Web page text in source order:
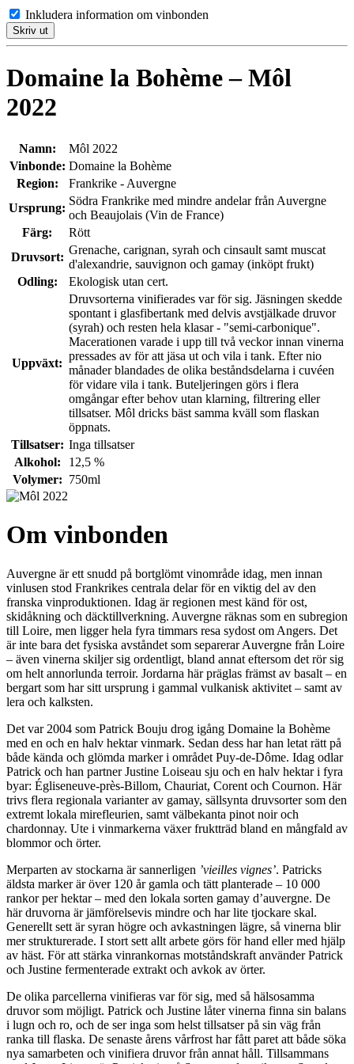
Inkludera information om vinbonden
Skriv ut
Domaine la Bohème – Môl
2022
Namn:
Môl 2022
Vinbonde: Domaine la Bohème
Region:
Frankrike - Auvergne
Ursprung:
Södra Frankrike med mindre andelar från Auvergne
och Beaujolais (Vin de France)
Färg:
Rött
Druvsort:
Grenache, carignan, syrah och cinsault samt muscat
d'alexandrie, sauvignon och gamay (inköpt frukt)
Odling:
Ekologisk utan cert.
Uppväxt:
Druvsorterna vinifierades var för sig. Jäsningen skedde
spontant i glasfibertank med delvis avstjälkade druvor
(syrah) och resten hela klasar - "semi-carbonique".
Macerationen varade i upp till två veckor innan vinerna
pressades av för att jäsa ut och vila i tank. Efter nio
månader blandades de olika beståndsdelarna i cuvéen
för vidare vila i tank. Buteljeringen görs i flera
omgångar efter behov utan klarning, filtrering eller
tillsatser. Môl dricks bäst samma kväll som flaskan
öppnats.
Tillsatser: Inga tillsatser
Alkohol:
12,5 %
Volymer: 750ml
Om vinbonden
Auvergne är ett snudd på bortglömt vinområde idag, men innan
vinlusen stod Frankrikes centrala delar för en viktig del av den
franska vinproduktionen. Idag är regionen mest känd för ost,
skidåkning och däcktillverkning. Auvergne räknas som en subregion
till Loire, men ligger hela fyra timmars resa sydost om Angers. Det
är inte bara det fysiska avståndet som separerar Auvergne från Loire
– även vinerna skiljer sig ordentligt, bland annat eftersom det rör sig
om helt annorlunda terroir. Jordarna här präglas främst av basalt – en
bergart som har sitt ursprung i gammal vulkanisk aktivitet – samt av
lera och kalksten.
Det var 2004 som Patrick Bouju drog igång Domaine la Bohème
med en och en halv hektar vinmark. Sedan dess har han letat rätt på
både kända och glömda marker i området Puy-de-Dôme. Idag odlar
Patrick och han partner Justine Loiseau sju och en halv hektar i fyra
byar: Égliseneuve-près-Billom, Chauriat, Corent och Cournon. Här
trivs flera regionala varianter av gamay, sällsynta druvsorter som den
extremt lokala mirefleurien, samt välbekanta pinot noir och
chardonnay. Ute i vinmarkerna växer fruktträd bland en mångfald av
blommor och örter.
Merparten av stockarna är sannerligen ’vieilles vignes’. Patricks
äldsta marker är över 120 år gamla och tätt planterade – 10 000
rankor per hektar – med den lokala sorten gamay d’auvergne. De
här druvorna är jämförelsevis mindre och har lite tjockare skal.
Generellt sett är syran högre och avkastningen lägre, så vinerna blir
mer strukturerade. I stort sett allt arbete görs för hand eller med hjälp
av häst. För att stärka vinrankornas motståndskraft använder Patrick
och Justine fermenterade extrakt och avkok av örter.
De olika parcellerna vinifieras var för sig, med så hälsosamma
druvor som möjligt. Patrick och Justine låter vinerna finna sin balans
i lugn och ro, och de ser inga som helst tillsatser på sin väg från
ranka till flaska. De senaste årens vårfrost har fått paret att både söka
nya samarbeten och vinifiera druvor från annat håll. Tillsammans